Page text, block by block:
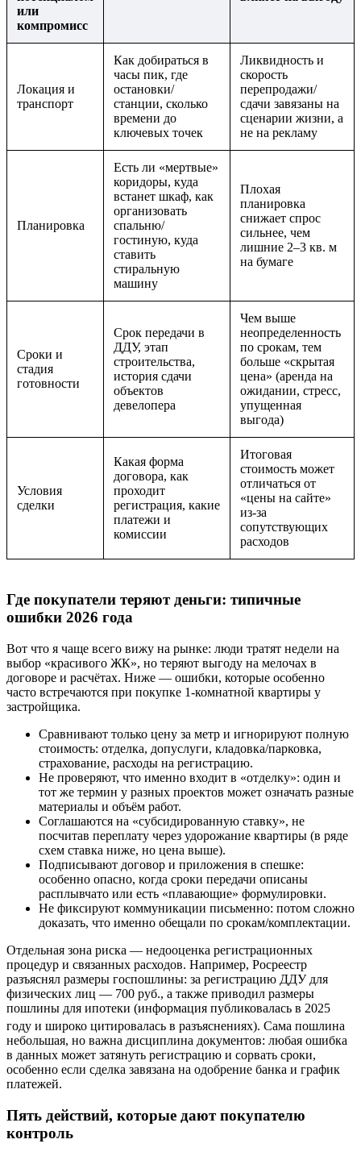
или
компромисс
Локация и
транспорт
Как добираться в
часы пик, где
остановки/
станции, сколько
времени до
ключевых точек
Ликвидность и
скорость
перепродажи/
сдачи завязаны на
сценарии жизни, а
не на рекламу
Планировка
Есть ли «мертвые»
коридоры, куда
встанет шкаф, как
организовать
спальню/
гостиную, куда
ставить
стиральную
машину
Плохая
планировка
снижает спрос
сильнее, чем
лишние 2–3 кв. м
на бумаге
Сроки и
стадия
готовности
Срок передачи в
ДДУ, этап
строительства,
история сдачи
объектов
девелопера
Чем выше
неопределенность
по срокам, тем
больше «скрытая
цена» (аренда на
ожидании, стресс,
упущенная
выгода)
Условия
сделки
Какая форма
договора, как
проходит
регистрация, какие
платежи и
комиссии
Итоговая
стоимость может
отличаться от
«цены на сайте»
из-за
сопутствующих
расходов
Где покупатели теряют деньги: типичные
ошибки 2026 года
Вот что я чаще всего вижу на рынке: люди тратят недели на
выбор «красивого ЖК», но теряют выгоду на мелочах в
договоре и расчётах. Ниже — ошибки, которые особенно
часто встречаются при покупке 1-комнатной квартиры у
застройщика.
Сравнивают только цену за метр и игнорируют полную
стоимость: отделка, допуслуги, кладовка/парковка,
страхование, расходы на регистрацию.
Не проверяют, что именно входит в «отделку»: один и
тот же термин у разных проектов может означать разные
материалы и объём работ.
Соглашаются на «субсидированную ставку», не
посчитав переплату через удорожание квартиры (в ряде
схем ставка ниже, но цена выше).
Подписывают договор и приложения в спешке:
особенно опасно, когда сроки передачи описаны
расплывчато или есть «плавающие» формулировки.
Не фиксируют коммуникации письменно: потом сложно
доказать, что именно обещали по срокам/комплектации.
Отдельная зона риска — недооценка регистрационных
процедур и связанных расходов. Например, Росреестр
разъяснял размеры госпошлины: за регистрацию ДДУ для
физических лиц — 700 руб., а также приводил размеры
пошлины для ипотеки (информация публиковалась в 2025
году и широко цитировалась в разъяснениях). Сама пошлина
небольшая, но важна дисциплина документов: любая ошибка
в данных может затянуть регистрацию и сорвать сроки,
особенно если сделка завязана на одобрение банка и график
платежей.
Пять действий, которые дают покупателю
контроль